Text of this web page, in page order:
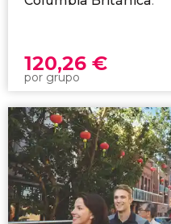
120,26 €
por grupo